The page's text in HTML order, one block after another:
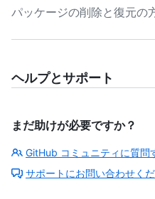
パッケージの削除と復元の
ヘルプとサポート
まだ助けが必要ですか？
GitHub コミュニティに質問
サポートにお問い合わせく